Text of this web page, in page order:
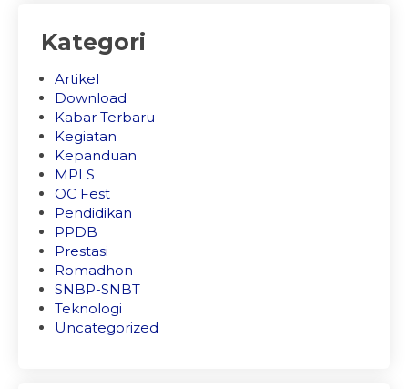
Kategori
Artikel
Download
Kabar Terbaru
Kegiatan
Kepanduan
MPLS
OC Fest
Pendidikan
PPDB
Prestasi
Romadhon
SNBP-SNBT
Teknologi
Uncategorized